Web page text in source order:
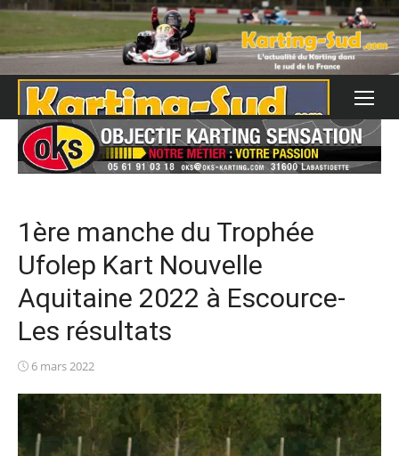
Skip
content
1ère manche du Trophée
Ufolep Kart Nouvelle
Aquitaine 2022 à Escource-
Les résultats
Posted
6 mars 2022